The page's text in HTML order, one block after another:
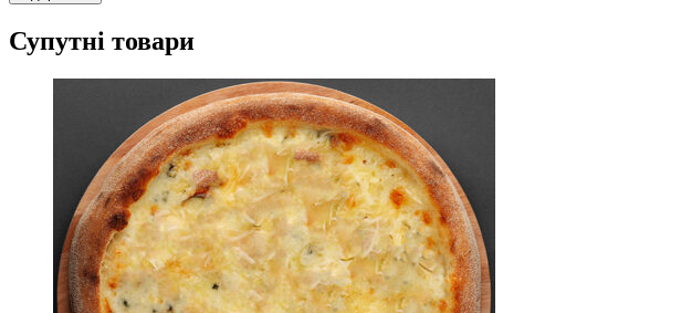
Супутні товари